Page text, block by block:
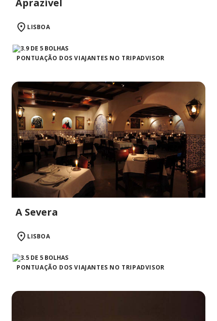
Aprazível
LISBOA
PONTUAÇÃO DOS VIAJANTES NO TRIPADVISOR
A Severa
LISBOA
PONTUAÇÃO DOS VIAJANTES NO TRIPADVISOR